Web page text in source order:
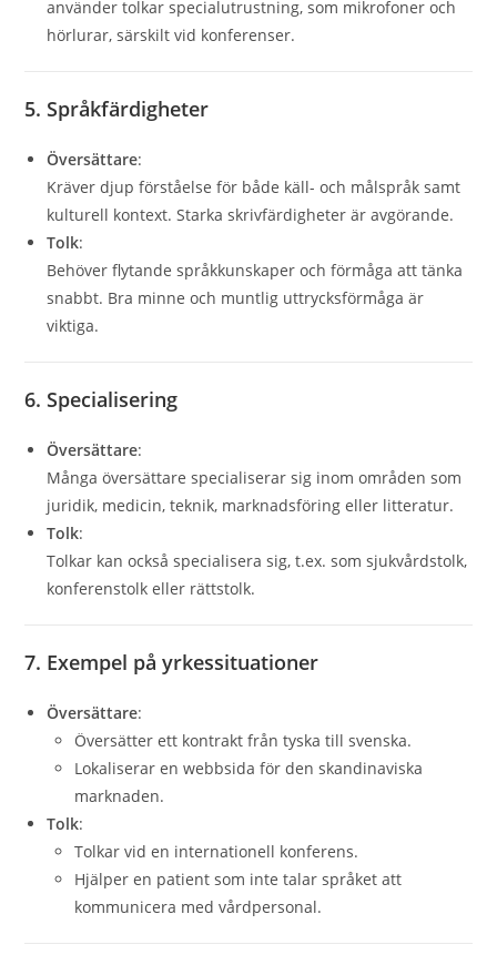
använder tolkar specialutrustning, som mikrofoner och
hörlurar, särskilt vid konferenser.
5. Språkfärdigheter
Översättare:
Kräver djup förståelse för både käll- och målspråk samt
kulturell kontext. Starka skrivfärdigheter är avgörande.
Tolk:
Behöver flytande språkkunskaper och förmåga att tänka
snabbt. Bra minne och muntlig uttrycksförmåga är
viktiga.
6. Specialisering
Översättare:
Många översättare specialiserar sig inom områden som
juridik, medicin, teknik, marknadsföring eller litteratur.
Tolk:
Tolkar kan också specialisera sig, t.ex. som sjukvårdstolk,
konferenstolk eller rättstolk.
7. Exempel på yrkessituationer
Översättare:
Översätter ett kontrakt från tyska till svenska.
Lokaliserar en webbsida för den skandinaviska
marknaden.
Tolk:
Tolkar vid en internationell konferens.
Hjälper en patient som inte talar språket att
kommunicera med vårdpersonal.